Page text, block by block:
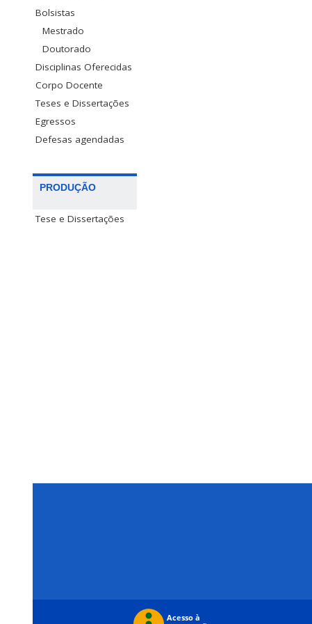
Bolsistas
Mestrado
Doutorado
Disciplinas Oferecidas
Corpo Docente
Teses e Dissertações
Egressos
Defesas agendadas
PRODUÇÃO
Tese e Dissertações